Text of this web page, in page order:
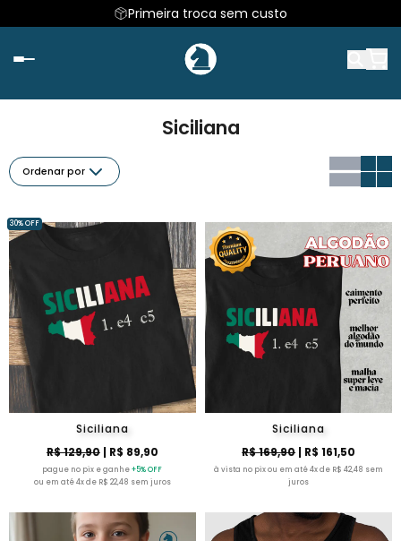
Primeira troca sem custo
Siciliana
Ordenar por
Siciliana
R$ 129,90| R$ 89,90
pague no pix e ganhe+5% OFF
ou em até 4x de R$ 22,48 sem juros
30% OFF
Siciliana
R$ 169,90| R$ 161,50
à vista no pix ou em até 4x de R$ 42,48 sem
juros